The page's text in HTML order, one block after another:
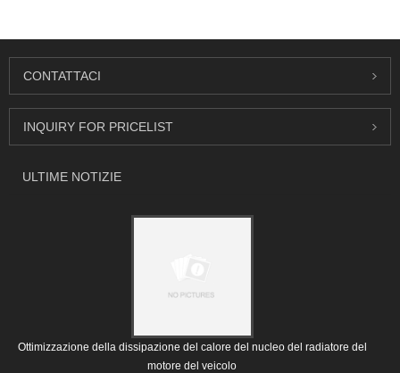
CONTATTACI
INQUIRY FOR PRICELIST
ULTIME NOTIZIE
Ottimizzazione della dissipazione del calore del nucleo del radiatore del
motore del veicolo